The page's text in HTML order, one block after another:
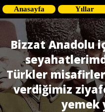
Anasayfa Yıllar
Bizzat Anadolu
Türkler
verdiğimiz
yemek